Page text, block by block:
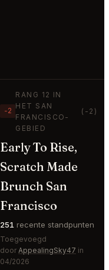
−2
RANG 12 IN
HET SAN
FRANCISCO-
GEBIED
(-2)
Early To Rise,
Scratch Made
Brunch San
Francisco
251 recente standpunten
Toegevoegd
door AppealingSky47 in
04/2026